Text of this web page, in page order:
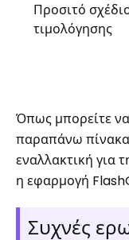
Προσιτό
τιμολόγησης
Όπως μπορείτε
παραπάνω
εναλλακτική για
η εφαρμογή
Συχνές